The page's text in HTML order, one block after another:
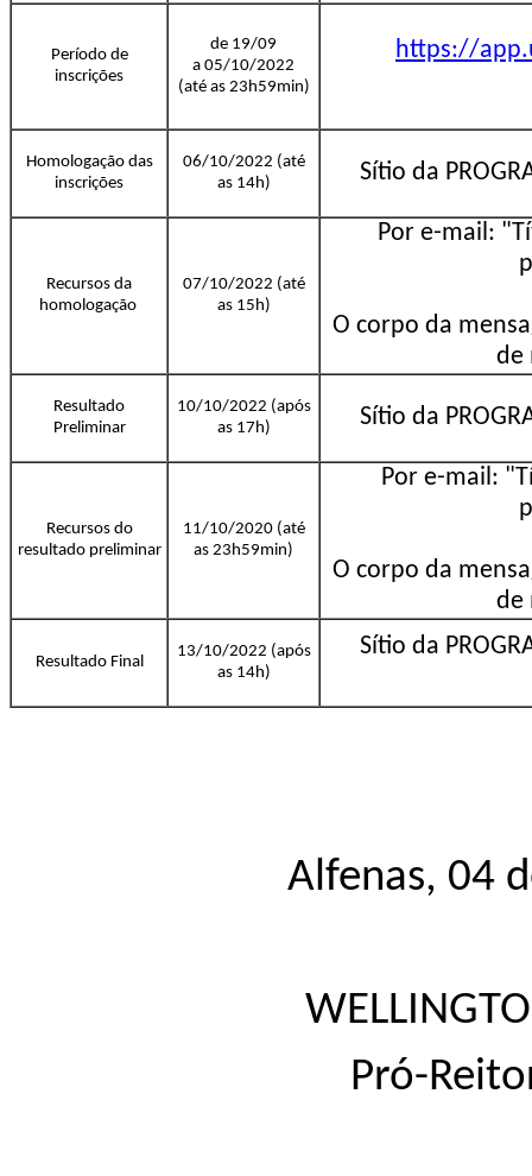
Período de
inscrições
de 19/09
a 05/10/2022
(até as 23h59min)
https://
Homologação das
inscrições
06/10/2022 (até
as 14h)
Sítio da
Recursos da
homologação
07/10/2022 (até
as 15h)
Por e-mail:
O corpo da
de
Resultado
Preliminar
10/10/2022 (após
as 17h)
Sítio da
Recursos do
resultado preliminar
11/10/2020 (até
as 23h59min)
Por e-mail:
O corpo da
de
Resultado Final
13/10/2022 (após
as 14h)
Sítio da
Alfenas, 04
Pró-